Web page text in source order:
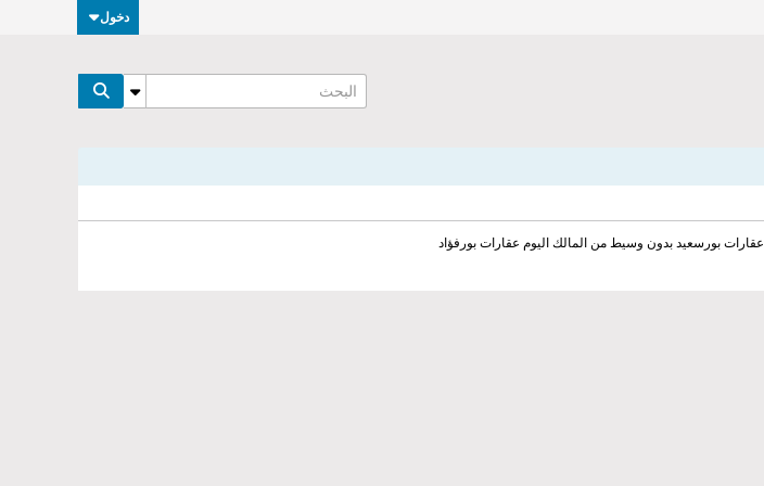
دخول
عقارات بورسعيد بدون وسيط من المالك اليوم عقارات بورفؤاد